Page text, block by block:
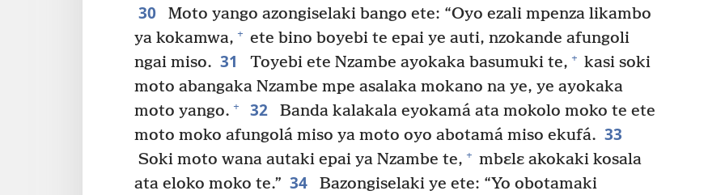
30
Moto yango azongiselaki bango ete: “Oyo ezali mpenza likambo
ya kokamwa, + ete bino boyebi te epai ye auti, nzokande afungoli
ngai miso. 31 Toyebi ete Nzambe ayokaka basumuki te, + kasi soki
moto abangaka Nzambe mpe asalaka mokano na ye, ye ayokaka
moto yango. + 32
Banda kalakala eyokamá ata mokolo moko te ete
moto moko afungolá miso ya moto oyo abotamá miso ekufá. 33
Soki moto wana autaki epai ya Nzambe te, + mbɛlɛ akokaki kosala
ata eloko moko te.” 34
Bazongiselaki ye ete: “Yo obotamaki